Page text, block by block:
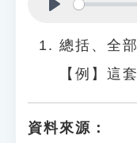
總括、全部
【例】這
資料來源：